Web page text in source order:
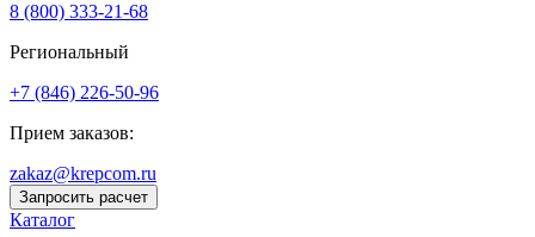
8 (800) 333‑21-68
Региональный
+7 (846) 226-50-96
Прием заказов:
zakaz@krepcom.ru
Запросить расчет
Каталог